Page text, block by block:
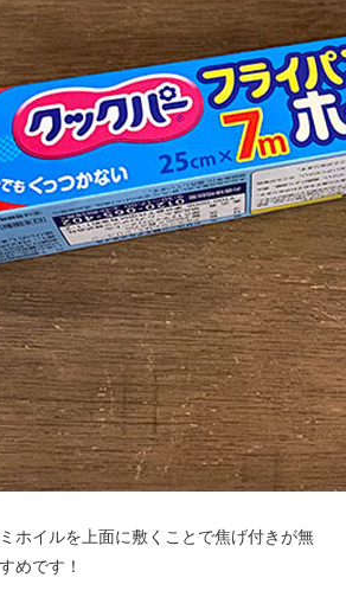
ホイルを上面に敷くことで焦げ付きが無
めです！